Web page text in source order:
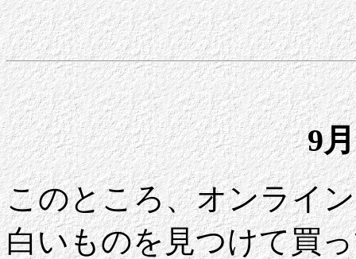
9
このところ、オンライ
白いものを見つけて買